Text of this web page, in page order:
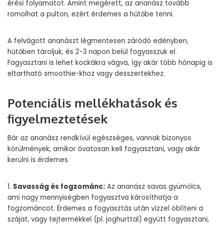
érési folyamatot. Amint megérett, az ananász tovább
romolhat a pulton, ezért érdemes a hűtőbe tenni.
A felvágott ananászt légmentesen záródó edényben,
hűtőben tároljuk, és 2-3 napon belül fogyasszuk el.
Fagyasztani is lehet kockákra vágva, így akár több hónapig is
eltartható smoothie-khoz vagy desszertekhez.
Potenciális mellékhatások és
figyelmeztetések
Bár az ananász rendkívül egészséges, vannak bizonyos
körülmények, amikor óvatosan kell fogyasztani, vagy akár
kerülni is érdemes.
1. Savasság és fogzománc: Az ananász savas gyümölcs,
ami nagy mennyiségben fogyasztva károsíthatja a
fogzománcot. Érdemes a fogyasztás után vízzel öblíteni a
szájat, vagy tejtermékkel (pl. joghurttal) együtt fogyasztani,